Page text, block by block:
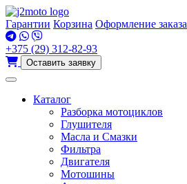
Перейти
к
содержимому
Гарантии Корзина Оформление заказа
+375 (29) 312-82-93
Оставить заявку
Каталог
Разборка мотоциклов
Глушителя
Масла и Смазки
Фильтра
Двигателя
Мотошины